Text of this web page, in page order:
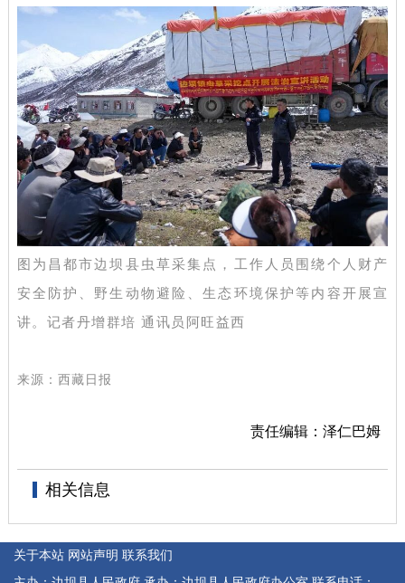
图为昌都市边坝县虫草采集点，工作人员围绕个人财产
安全防护、野生动物避险、生态环境保护等内容开展宣
讲。记者丹增群培 通讯员阿旺益西
来源：西藏日报
责任编辑：泽仁巴姆
相关信息
关于本站 网站声明 联系我们